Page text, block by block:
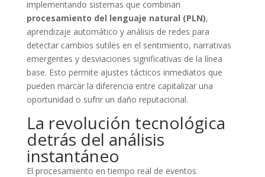
implementando sistemas que combinan
procesamiento del lenguaje natural (PLN),
aprendizaje automático y análisis de redes para
detectar cambios sutiles en el sentimiento, narrativas
emergentes y desviaciones significativas de la línea
base. Esto permite ajustes tácticos inmediatos que
pueden marcar la diferencia entre capitalizar una
oportunidad o sufrir un daño reputacional.
La revolución tecnológica
detrás del análisis
instantáneo
El procesamiento en tiempo real de eventos